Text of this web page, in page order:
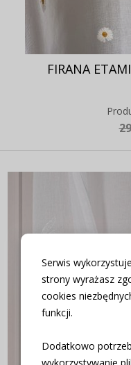
Serwis
strony wyrażasz
cookies
funkcji.
Dodatkowo
FIRANA